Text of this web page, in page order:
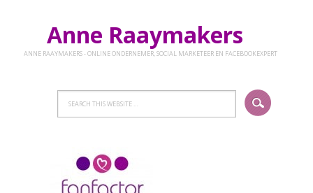
Anne Raaymakers
ANNE RAAYMAKERS - ONLINE ONDERNEMER, SOCIAL MARKETEER EN FACEBOOKEXPERT